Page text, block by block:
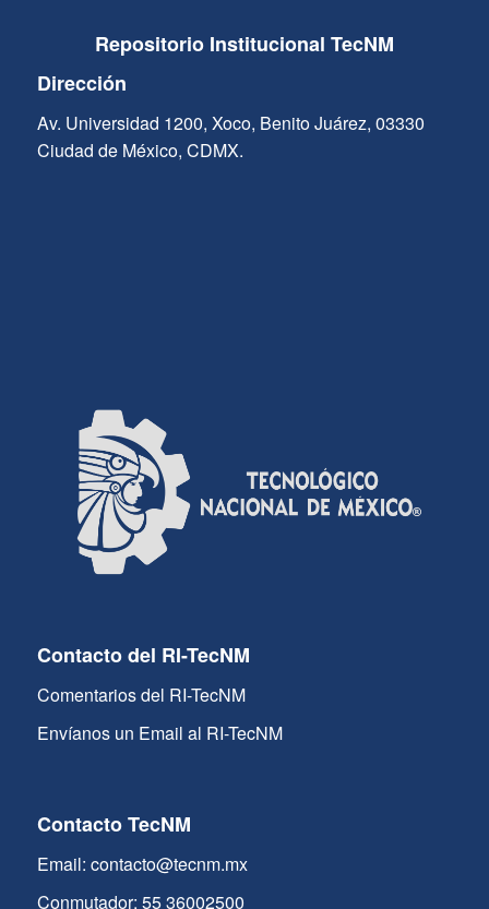
Repositorio Institucional TecNM
Dirección
Av. Universidad 1200, Xoco, Benito Juárez, 03330
Ciudad de México, CDMX.
Contacto del RI-TecNM
Comentarios del RI-TecNM
Envíanos un Email al RI-TecNM
Contacto TecNM
Email: contacto@tecnm.mx
Conmutador: 55 36002500